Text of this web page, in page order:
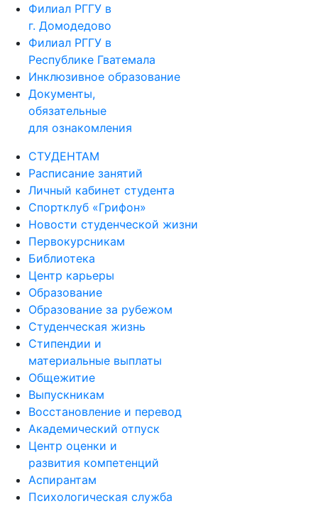
Филиал РГГУ в
г. Домодедово
Филиал РГГУ в
Республике Гватемала
Инклюзивное образование
Документы,
обязательные
для ознакомления
СТУДЕНТАМ
Расписание занятий
Личный кабинет студента
Спортклуб «Грифон»
Новости студенческой жизни
Первокурсникам
Библиотека
Центр карьеры
Образование
Образование за рубежом
Студенческая жизнь
Стипендии и
материальные выплаты
Общежитие
Выпускникам
Восстановление и перевод
Академический отпуск
Центр оценки и
развития компетенций
Аспирантам
Психологическая служба